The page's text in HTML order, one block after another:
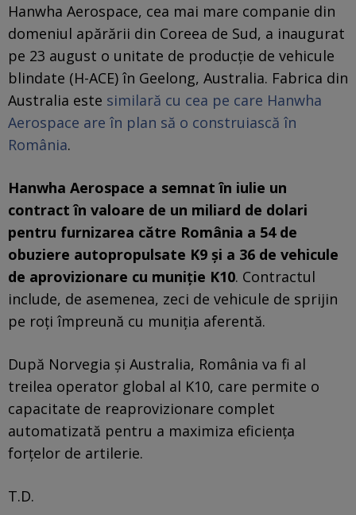
Hanwha Aerospace, cea mai mare companie din
domeniul apărării din Coreea de Sud, a inaugurat
pe 23 august o unitate de producţie de vehicule
blindate (H-ACE) în Geelong, Australia. Fabrica din
Australia este similară cu cea pe care Hanwha
Aerospace are în plan să o construiască în
România.
Hanwha Aerospace a semnat în iulie un
contract în valoare de un miliard de dolari
pentru furnizarea către România a 54 de
obuziere autopropulsate K9 şi a 36 de vehicule
de aprovizionare cu muniţie K10. Contractul
include, de asemenea, zeci de vehicule de sprijin
pe roţi împreună cu muniţia aferentă.
După Norvegia şi Australia, România va fi al
treilea operator global al K10, care permite o
capacitate de reaprovizionare complet
automatizată pentru a maximiza eficienţa
forţelor de artilerie.
T.D.